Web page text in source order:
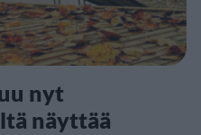
nyt
näyttää